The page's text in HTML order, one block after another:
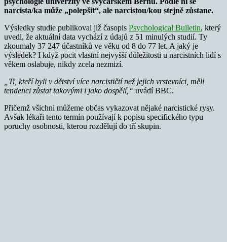
narcista/ka může „polepšit“, ale narcistou/kou stejně zůstane.
Výsledky studie publikoval již časopis Psychological Bulletin, který
uvedl, že aktuální data vychází z údajů z 51 minulých studií. Ty
zkoumaly 37 247 účastníků ve věku od 8 do 77 let. A jaký je
výsledek? I když pocit vlastní nejvyšší důležitosti u narcistních lidí s
věkem oslabuje, nikdy zcela nezmizí.
„Ti, kteří byli v dětství více narcističtí než jejich vrstevníci, měli
tendenci zůstat takovými i jako dospělí,“ uvádí BBC.
Přičemž všichni můžeme občas vykazovat nějaké narcistické rysy.
Avšak lékaři tento termín používají k popisu specifického typu
poruchy osobnosti, kterou rozdělují do tří skupin.